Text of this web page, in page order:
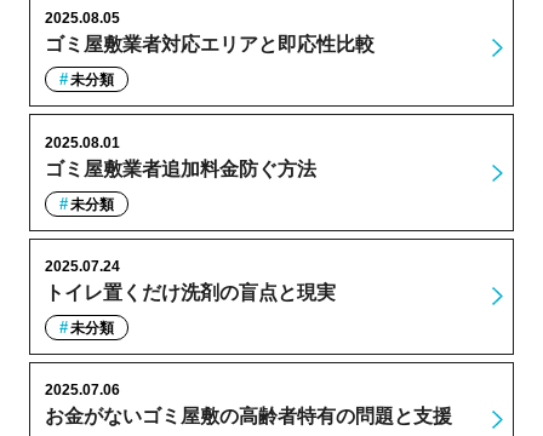
ゴミ屋敷業者対応エリアと即応性比較
2025.08.05
未分類
ゴミ屋敷業者追加料金防ぐ方法
2025.08.01
未分類
トイレ置くだけ洗剤の盲点と現実
2025.07.24
未分類
お金がないゴミ屋敷の高齢者特有の問題と支援
2025.07.06